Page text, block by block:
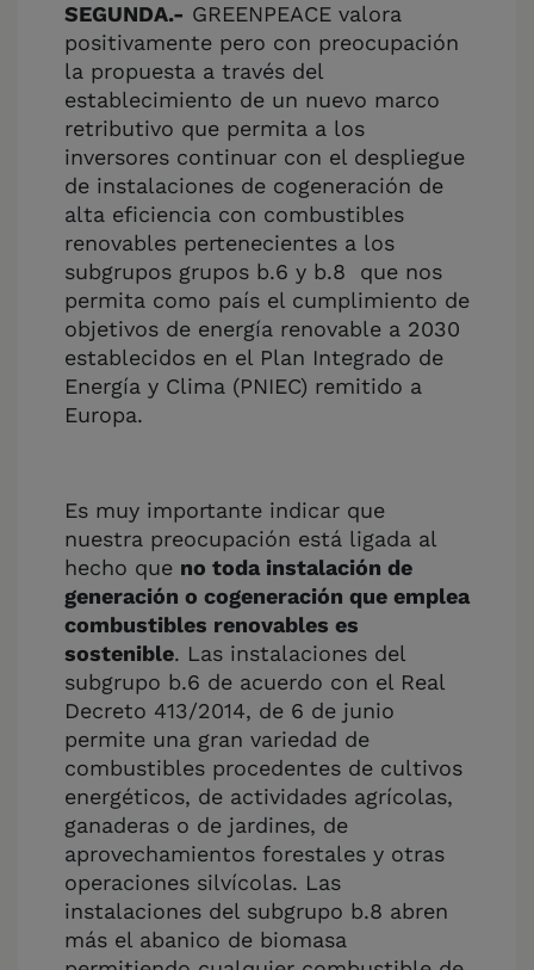
SEGUNDA.- GREENPEACE valora
positivamente pero con preocupación
la propuesta a través del
establecimiento de un nuevo marco
retributivo que permita a los
inversores continuar con el despliegue
de instalaciones de cogeneración de
alta eficiencia con combustibles
renovables pertenecientes a los
subgrupos grupos b.6 y b.8 que nos
permita como país el cumplimiento de
objetivos de energía renovable a 2030
establecidos en el Plan Integrado de
Energía y Clima (PNIEC) remitido a
Europa.
Es muy importante indicar que
nuestra preocupación está ligada al
hecho que no toda instalación de
generación o cogeneración que emplea
combustibles renovables es
sostenible. Las instalaciones del
subgrupo b.6 de acuerdo con el Real
Decreto 413/2014, de 6 de junio
permite una gran variedad de
combustibles procedentes de cultivos
energéticos, de actividades agrícolas,
ganaderas o de jardines, de
aprovechamientos forestales y otras
operaciones silvícolas. Las
instalaciones del subgrupo b.8 abren
más el abanico de biomasa